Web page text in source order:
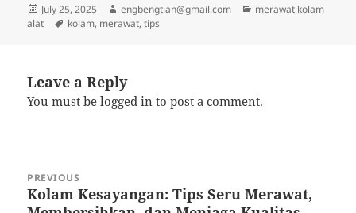
Posted
on
July 25, 2025 Author
engbengtian@gmail.com Categories
merawat kolam
alat
Tags
kolam, merawat,tips
Leave a Reply
You must belogged in to post a comment.
navigation
PREVIOUS
Previous
Kolam Kesayangan: Tips Seru Merawat,